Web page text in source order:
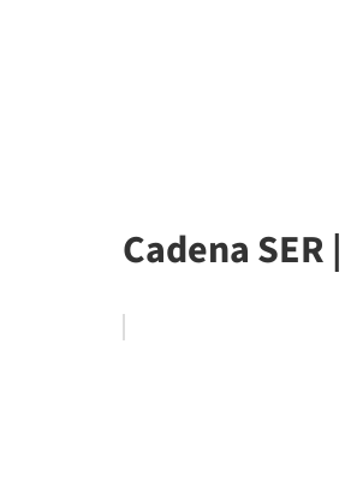
Cadena SER